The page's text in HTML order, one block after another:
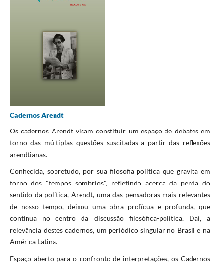
Cadernos Arendt
Os cadernos Arendt visam constituir um espaço de debates em
torno das múltiplas questões suscitadas a partir das reflexões
arendtianas.
Conhecida, sobretudo, por sua filosofia política que gravita em
torno dos "tempos sombrios", refletindo acerca da perda do
sentido da política, Arendt, uma das pensadoras mais relevantes
de nosso tempo, deixou uma obra profícua e profunda, que
continua no centro da discussão filosófica-política. Daí, a
relevância destes cadernos, um periódico singular no Brasil e na
América Latina.
Espaço aberto para o confronto de interpretações, os Cadernos